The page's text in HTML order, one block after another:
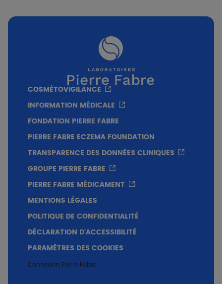
COSMÉTOVIGILANCE
INFORMATION MÉDICALE
FONDATION PIERRE FABRE
PIERRE FABRE ECZEMA FOUNDATION
TRANSPARENCE DES DONNÉES CLINIQUES
GROUPE PIERRE FABRE
PIERRE FABRE MÉDICAMENT
MENTIONS LÉGALES
POLITIQUE DE CONFIDENTIALITÉ
DÉCLARATION D'ACCESSIBILITÉ
PARAMÈTRES DES COOKIES
Connexion Pierre Fabre